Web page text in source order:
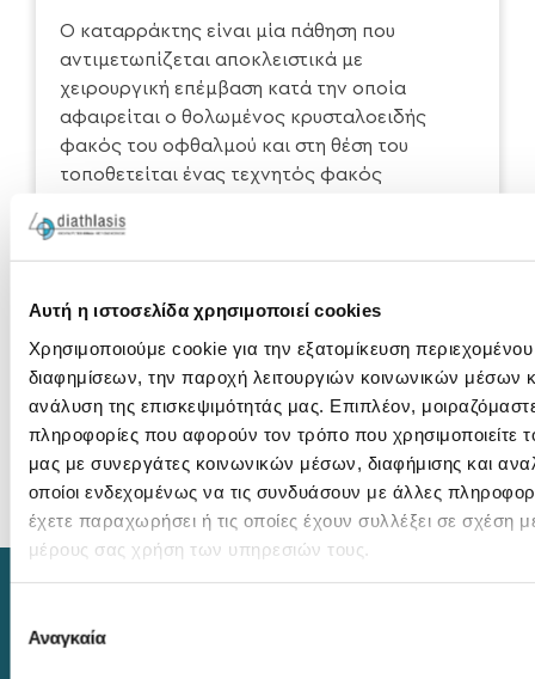
Αυτή η ιστοσελίδα χρησιμοποιεί cookies
Χρησιμοποιούμε cookie για την εξατομίκευση περιεχομένου
διαφημίσεων, την παροχή λειτουργιών κοινωνικών μέσων
ανάλυση της επισκεψιμότητάς μας. Επιπλέον,
πληροφορίες που αφορούν τον τρόπο που χρησιμοποιείτε
μας με συνεργάτες κοινωνικών μέσων, διαφήμισης και
οποίοι ενδεχομένως να τις συνδυάσουν με άλλες
έχετε παραχωρήσει ή τις οποίες έχουν συλλέξει σε σχέση
μέρους σας χρήση των υπηρεσιών τους.
συγκατάθεσης
Αναγκαία
Ο καταρράκτης είναι μία πάθηση που
αντιμετωπίζεται αποκλειστικά με
χειρουργική επέμβαση κατά την οποία
αφαιρείται ο θολωμένος κρυσταλοειδής
φακός του οφθαλμού και στη θέση του
τοποθετείται ένας τεχνητός φακός
Διαβάστε περισσότερα